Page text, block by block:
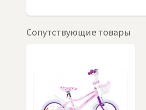
Сопутствующие товары